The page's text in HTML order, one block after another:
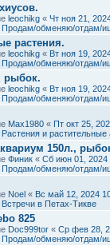
leochikg « Чт ноя 21,
Продам/обменяю/отдам/
растения.
leochikg « Вт ноя 19,
Продам/обменяю/отдам/
рыбок.
leochikg « Вт ноя 19,
Продам/обменяю/отдам/
Max1980 « Пт окт 25,
Растения и
150л.,
Финик « Сб июн 01, 2024
Продам/обменяю/отдам/
Noel « Вс май 12, 2024
Встречи в Петах-Тикве
825
Doc999tor « Ср фев 28,
Продам/обменяю/отдам/